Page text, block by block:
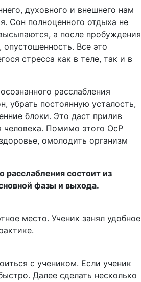
духовного и внешнего нам
Сон полноценного отдыха не
а после пробуждения
опустошенность. Все это
стресса как в теле, так и в
расслабления
убрать постоянную усталость,
блоки. Это даст прилив
человека. Помимо этого ОсР
омолодить организм
расслабления состоит из
фазы и выхода.
место. Ученик занял удобное
с учеником. Если ученик
Далее сделать несколько